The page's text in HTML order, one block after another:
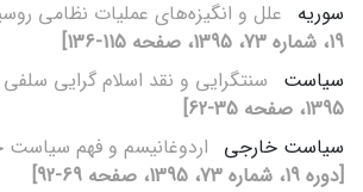
سوریه علل و انگیزه‌های عملیات نظامی
19، شماره 73، 1395، صفحه 115-136]
سیاست سنت‏گرایی و نقد اسلام‏ گرایی سلفی
1395، صفحه 35-62]
سیاست خارجی اردوغانیسم و فهم سیاست
[دوره 19، شماره 73، 1395، صفحه 69-92]